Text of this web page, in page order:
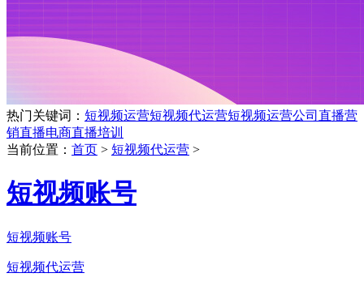
热门关键词： 短视频运营短视频代运营短视频运营公司 直播营
销直播电商直播培训
当前位置： 首页 > 短视频代运营 >
短视频账号
短视频账号
短视频代运营